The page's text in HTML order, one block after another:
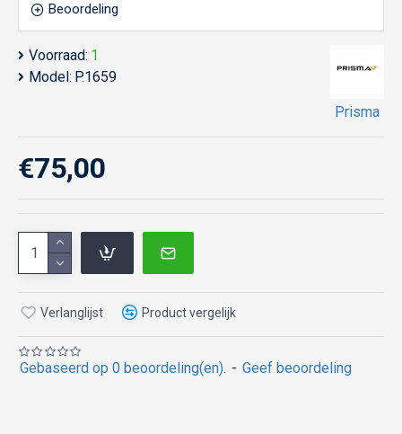
Beoordeling
Voorraad: 1
Model: P.1659
Prisma
Gebaseerd op 0 beoordeling(en). - Geef beoordeling
€75,00
Verlanglijst Product vergelijk